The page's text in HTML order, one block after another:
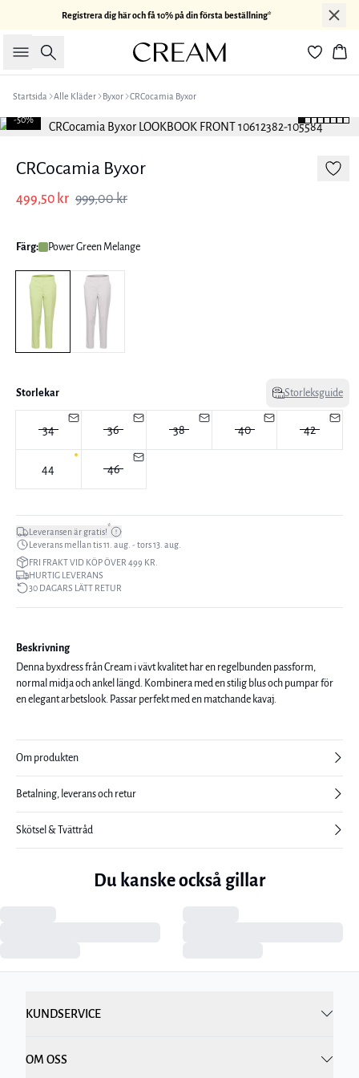
Registrera dig här och få 10% på din första beställning*
Sök
Startsida Alle Kläder Byxor CRCocamia Byxor
-50%
CRCocamia Byxor
499,50 kr 999,00 kr
Färg: Power Green Melange
Storlekar Storleksguide
34 36 38 40 42
44 46
Leveransen är gratis!*
Leverans mellan tis 11. aug. - tors 13. aug.
FRI FRAKT VID KÖP ÖVER 499 KR.
HURTIG LEVERANS
30 DAGARS LÄTT RETUR
Beskrivning
Denna byxdress från Cream i vävt kvalitet har en regelbunden passform,
normal midja och ankel längd. Kombinera med en stilig blus och pumpar för
en elegant arbetslook. Passar perfekt med en matchande kavaj.
Om produkten
Betalning, leverans och retur
Skötsel & Tvättråd
Du kanske också gillar
KUNDSERVICE
OM OSS